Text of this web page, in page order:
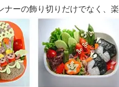
ーの飾り切りだけでなく、楽